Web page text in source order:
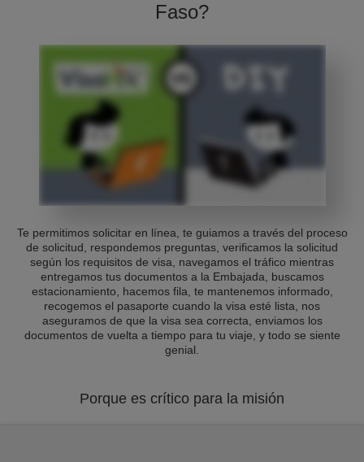
Faso?
Te permitimos solicitar en línea, te guiamos a través del proceso
de solicitud, respondemos preguntas, verificamos la solicitud
según los requisitos de visa, navegamos el tráfico mientras
entregamos tus documentos a la Embajada, buscamos
estacionamiento, hacemos fila, te mantenemos informado,
recogemos el pasaporte cuando la visa esté lista, nos
aseguramos de que la visa sea correcta, enviamos los
documentos de vuelta a tiempo para tu viaje, y todo se siente
genial.
Porque es crítico para la misión